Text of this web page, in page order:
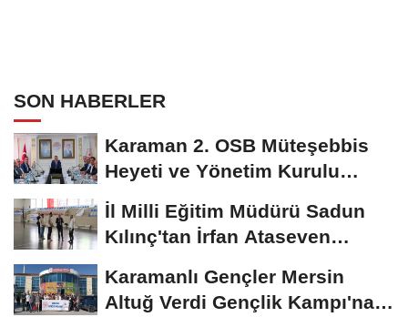
SON HABERLER
Karaman 2. OSB Müteşebbis
Heyeti ve Yönetim Kurulu
Toplantısı Gerçekleştirildi
İl Milli Eğitim Müdürü Sadun
Kılınç'tan İrfan Ataseven
Karamanlı Gençler Mersin
Altuğ Verdi Gençlik Kampı'na